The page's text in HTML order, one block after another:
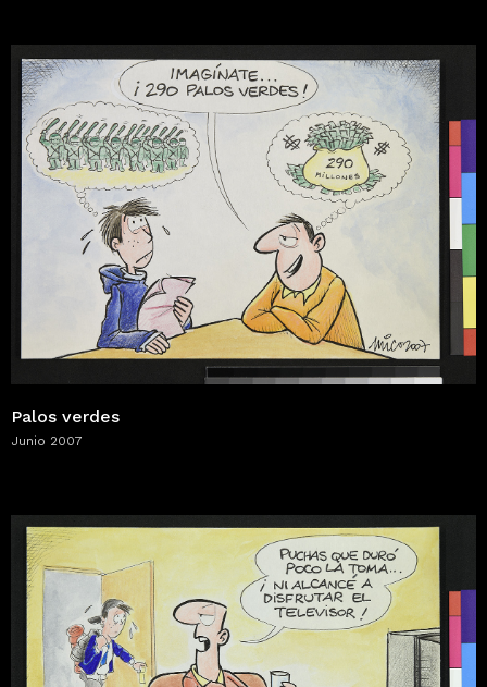
Palos verdes
Junio 2007